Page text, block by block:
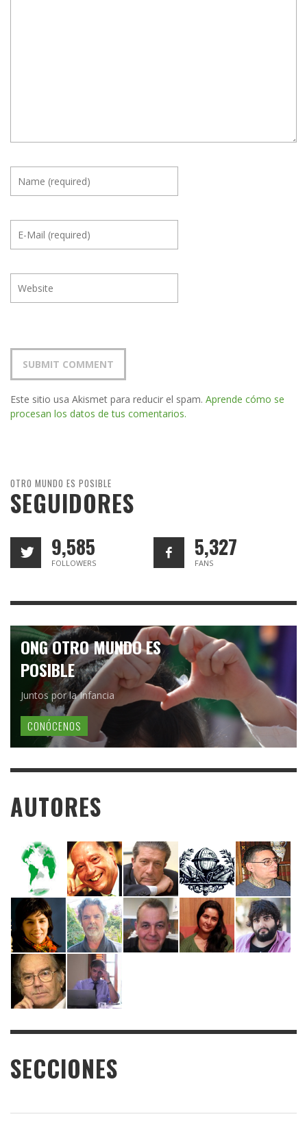
Este sitio usa Akismet para reducir el spam. Aprende cómo se
procesan los datos de tus comentarios.
OTRO MUNDO ES POSIBLE
SEGUIDORES
9,585
FOLLOWERS
5,327
FANS
ONG OTRO MUNDO ES
POSIBLE
Juntos por la Infancia
CONÓCENOS
AUTORES
SECCIONES